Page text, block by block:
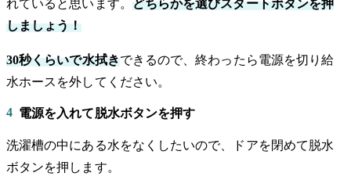
れていると思います。 どちらかを選びスタートボタンを押
しましょう！
30秒くらいで水拭きできるので、終わったら電源を切り給
水ホースを外してください。
4 電源を入れて脱水ボタンを押す
洗濯槽の中にある水をなくしたいので、ドアを閉めて脱水
ボタンを押します。